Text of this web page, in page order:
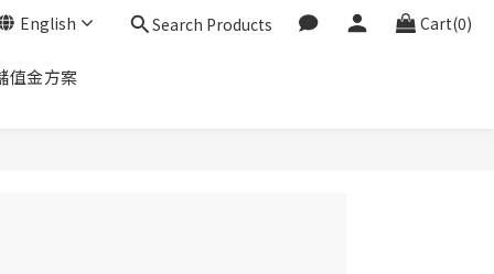
English Search Products Cart(0)
值金方案